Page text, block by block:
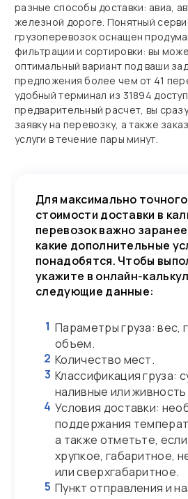
разные способы доставки: авиа,
железной дороге. Понятный
грузоперевозок оснащен
фильтрации и сортировки: вы
оптимальный вариант под ваши
предложения более чем от 41
удобный терминал из 31894
предварительный расчет, вы
заявку на перевозку, а также
услуги в течение пары минут.
Для максимально
стоимости доставки в
перевозок важно
какие дополнительные
понадобятся. Чтобы
укажите в
следующие данные:
1 Параметры груза: вес,
объем.
2 Количество мест.
3 Классификация груза:
наливные или живность
4 Условия доставки:
поддержания
а также отметьте,
хрупкое, габаритное,
или сверхгабаритное.
5 Пункт отправления и